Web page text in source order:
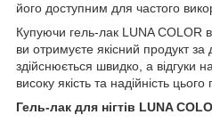
його доступним для частого
Купуючи гель-лак LUNA COLOR
ви отримуєте якісний продукт
здійснюється швидко, а відгуки
високу якість та надійність цього
Гель-лак для нігтів LUNA